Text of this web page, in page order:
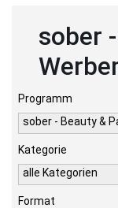
sober
Programm
sober - Beauty &
Kategorie
alle Kategorien
Format